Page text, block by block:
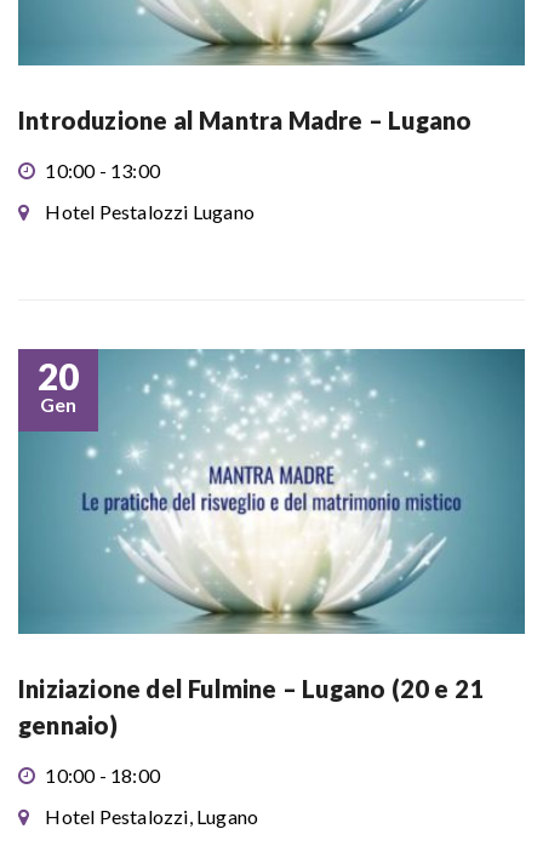
Introduzione al Mantra Madre – Lugano
10:00 - 13:00
Hotel Pestalozzi Lugano
20
Gen
Iniziazione del Fulmine – Lugano (20 e 21
gennaio)
10:00 - 18:00
Hotel Pestalozzi, Lugano